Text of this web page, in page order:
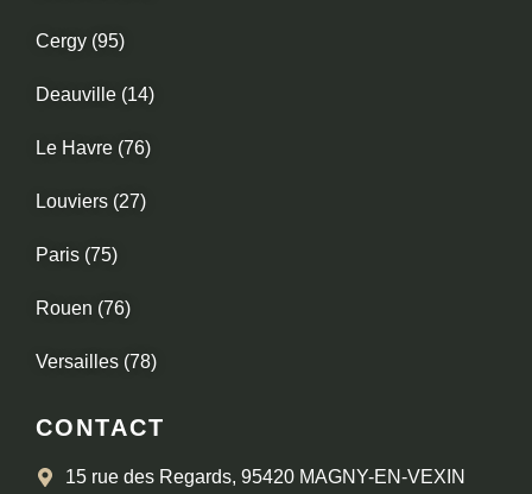
Cergy (95)
Deauville (14)
Le Havre (76)
Louviers (27)
Paris (75)
Rouen (76)
Versailles (78)
CONTACT
15 rue des Regards, 95420 MAGNY-EN-VEXIN